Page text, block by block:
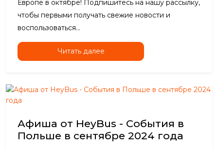
Европе в октябре! Подпишитесь на нашу рассылку,
чтобы первыми получать свежие новости и
воспользоваться...
Читать далее
Афиша от HeyBus - События в
Польше в сентябре 2024 года